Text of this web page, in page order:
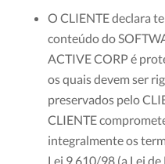
O CLIENTE declara
conteúdo do
ACTIVE CORP é
os quais devem ser
preservados pelo
CLIENTE
integralmente os
Lei 9.610/98 (a Lei